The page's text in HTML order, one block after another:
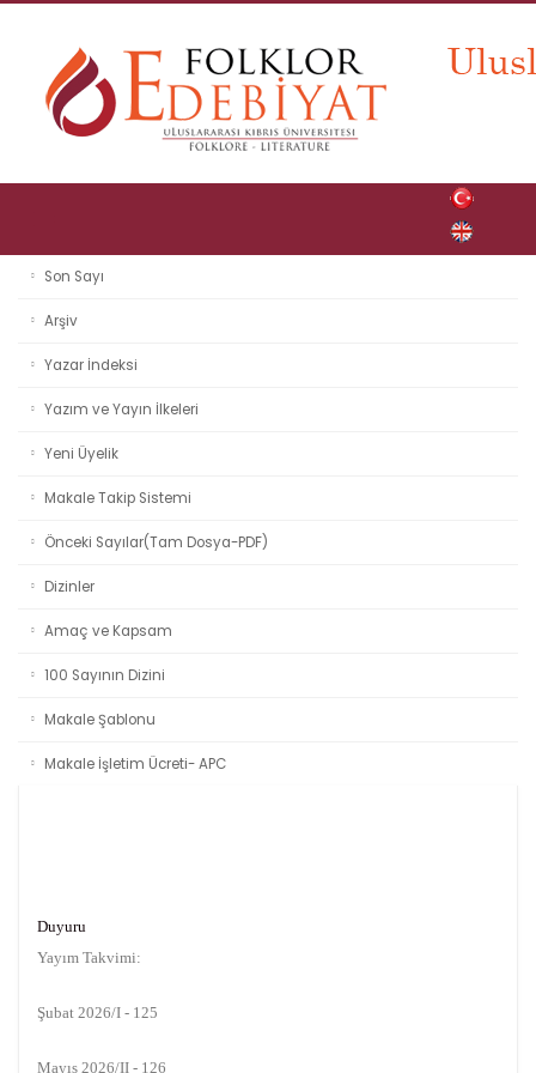
Son Sayı
Arşiv
Yazar İndeksi
Yazım ve Yayın İlkeleri
Yeni Üyelik
Makale Takip Sistemi
Önceki Sayılar(Tam Dosya-PDF)
Dizinler
Amaç ve Kapsam
100 Sayının Dizini
Makale Şablonu
Makale İşletim Ücreti- APC